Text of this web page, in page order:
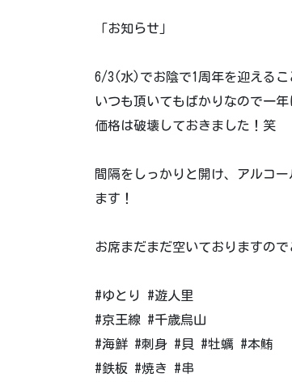
「お知らせ」
6/3(水)でお陰で1周年を迎えるこ
いつも頂いてもばかりなので一
価格は破壊しておきました！笑
間隔をしっかりと開け、アルコ
ます！
お席まだまだ空いておりますの
#ゆとり #遊人里
#京王線 #千歳烏山
#海鮮 #刺身 #貝 #牡蠣 #本鮪
#鉄板 #焼き #串